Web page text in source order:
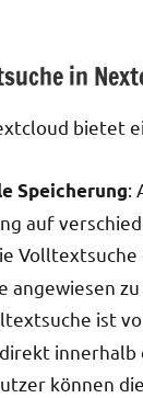
in
bietet
Speicherung:
auf
angewiesen zu
ist
innerhalb
können